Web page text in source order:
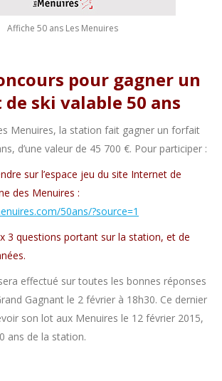
Affiche 50 ans Les Menuires
pour gagner un
ski valable 50 ans
Menuires, la station fait gagner un forfait
d’une valeur de 45 700 €. Pour participer :
sur l’espace jeu du site Internet de
des Menuires :
50ans/?source=1
3 questions portant sur la station, et de
effectué sur toutes les bonnes réponses
Gagnant le 2 février à 18h30. Ce dernier
son lot aux Menuires le 12 février 2015,
ans de la station.